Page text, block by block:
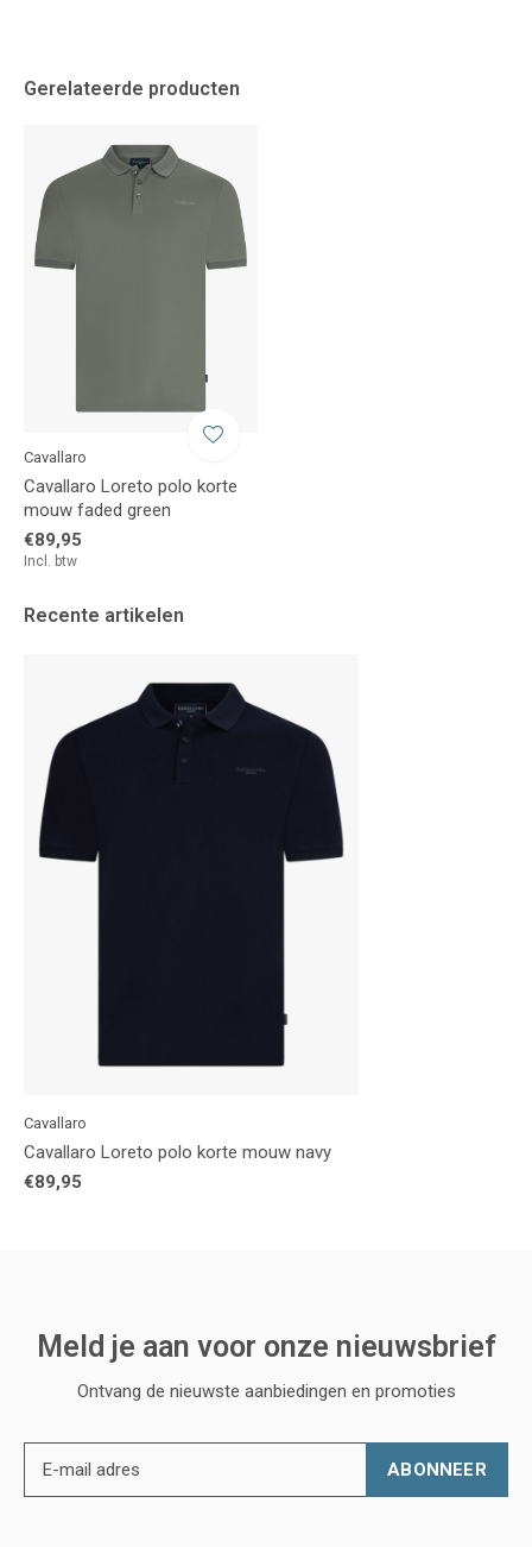
Gerelateerde producten
Cavallaro
Cavallaro Loreto polo korte
mouw faded green
€89,95
Incl. btw
Recente artikelen
Cavallaro
Cavallaro Loreto polo korte mouw navy
€89,95
Meld je aan voor onze nieuwsbrief
Ontvang de nieuwste aanbiedingen en promoties
ABONNEER